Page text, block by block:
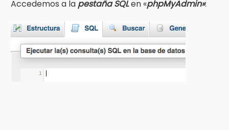
Accedemos a la pestaña SQLen «phpMyAdmin»: